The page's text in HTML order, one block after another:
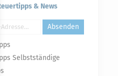
& News
Absenden
Selbstständige